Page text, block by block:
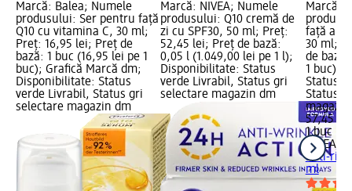
Marcă: Balea; Numele
produsului: Ser pentru față
Q10 cu vitamina C, 30 ml;
Preț: 16,95 lei; Preț de
bază: 1 buc (16,95 lei pe 1
buc); Grafică Marcă dm;
Disponibilitate: Status
verde Livrabil, Status gri
selectare magazin dm
Marcă: NIVEA; Numele
produsului: Q10 cremă de
zi cu SPF30, 50 ml; Preț:
52,45 lei; Preț de bază:
0,05 l (1.049,00 lei pe 1 l);
Disponibilitate: Status
verde Livrabil, Status gri
selectare magazin dm
Marcă:
față
30 ml;
de
1 buc);
Status
Status
57,45 lei
1 buc
NIVEA
anti-rid
ml